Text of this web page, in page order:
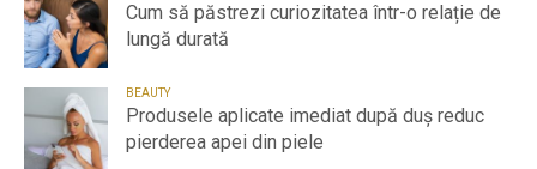
Cum să păstrezi curiozitatea într-o relație de
lungă durată
BEAUTY
Produsele aplicate imediat după duș reduc
pierderea apei din piele